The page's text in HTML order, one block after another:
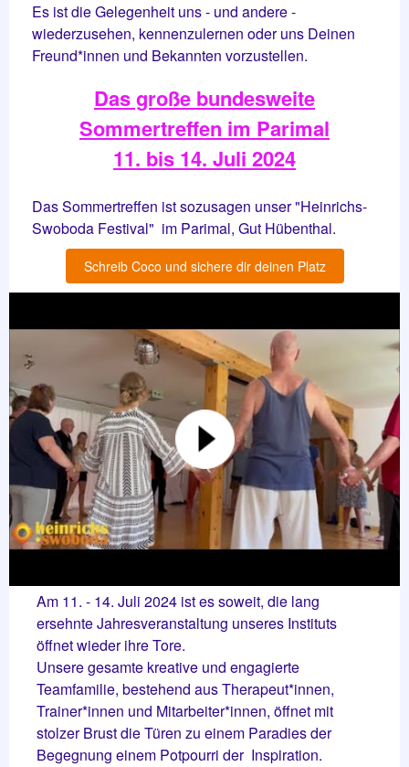
Es ist die Gelegenheit uns - und andere -
wiederzusehen, kennenzulernen oder uns Deinen
Freund*innen und Bekannten vorzustellen.
Das große bundesweite
Sommertreffen im Parimal
11. bis 14. Juli 2024
Das Sommertreffen ist sozusagen unser "Heinrichs-
Swoboda Festival" im Parimal, Gut Hübenthal.
Schreib Coco und sichere dir deinen Platz
Am 11. - 14. Juli 2024 ist es soweit, die lang
ersehnte Jahresveranstaltung unseres Instituts
öffnet wieder ihre Tore.
Unsere gesamte kreative und engagierte
Teamfamilie, bestehend aus Therapeut*innen,
Trainer*innen und Mitarbeiter*innen, öffnet mit
stolzer Brust die Türen zu einem Paradies der
Begegnung einem Potpourri der Inspiration.